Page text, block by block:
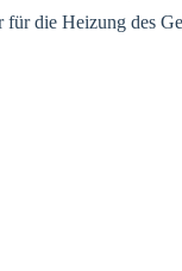
für die Heizung des